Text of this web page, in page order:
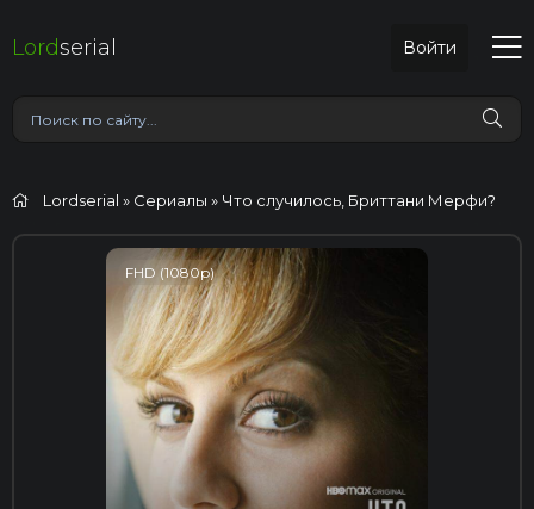
Lordserial Войти
Lordserial » Сериалы » Что случилось, Бриттани Мерфи?
FHD (1080p)